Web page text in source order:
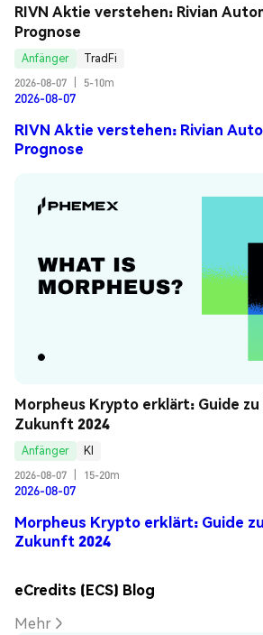
RIVN Aktie verstehen: Rivian
Prognose
Anfänger
TradFi
2026-08-07
5-10m
2026-08-07
RIVN Aktie verstehen: Rivian
Prognose
Morpheus Krypto erklärt: Guide
Zukunft 2024
Anfänger
KI
2026-08-07
15-20m
2026-08-07
Morpheus Krypto erklärt: Guide
Zukunft 2024
eCredits (ECS) Blog
Mehr